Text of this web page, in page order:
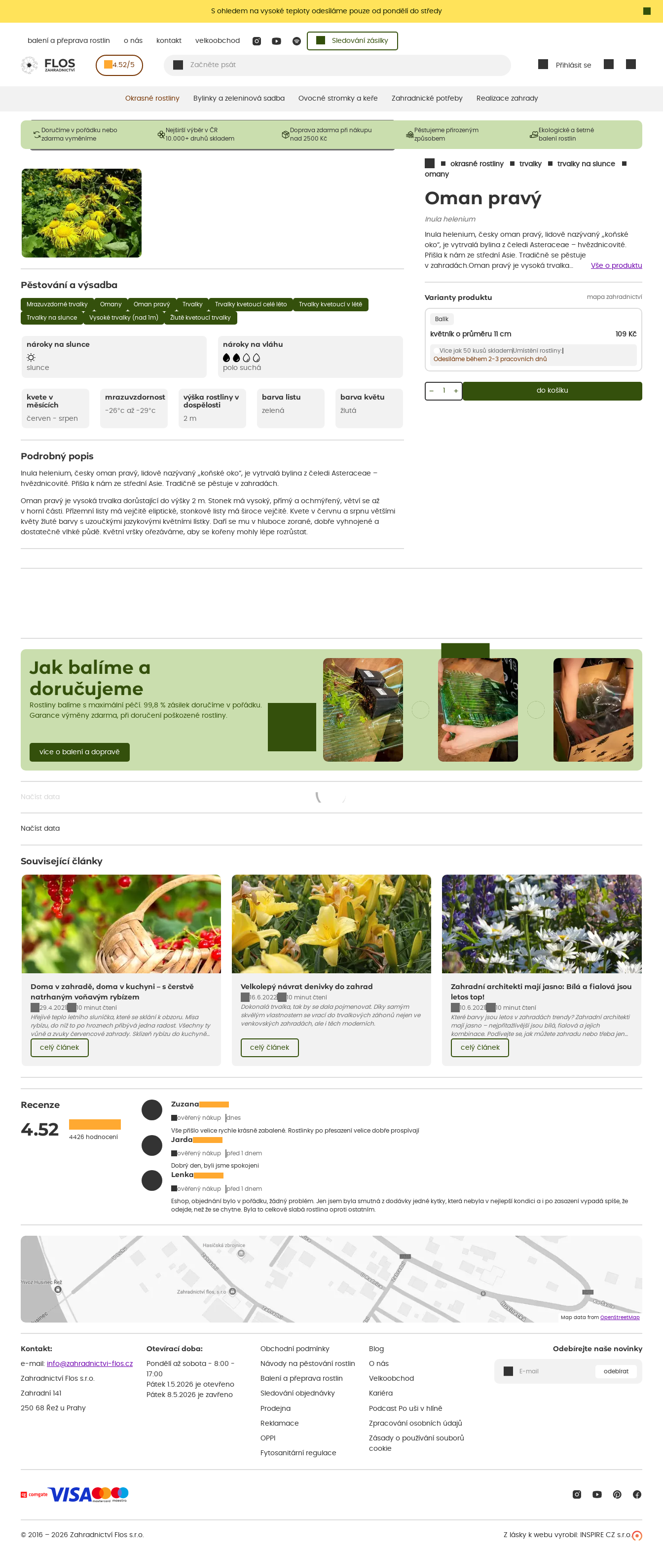
S ohledem na vysoké teploty odesíláme pouze od pondělí do středy
Přihlásit se
balení a přeprava rostlin o nás kontakt velkoobchod Sledování zásilky
4.52/5
Okrasné rostliny Bylinky a zeleninová sadba Ovocné stromky a keře Zahradnické potřeby Realizace zahrady
Doručíme v pořádku nebo
zdarma vyměníme
Nejširší výběr v ČR
10.000+ druhů skladem
Doprava zdarma při nákupu
nad 2500 Kč
Pěstujeme přirozeným
způsobem
Ekologické a šetrné
balení rostlin
okrasné rostliny trvalky
trvalky na slunce
omany
Oman pravý
Inula helenium
Inula helenium, česky oman pravý, lidově nazývaný „koňské
oko“, je vytrvalá bylina z čeledi Asteraceae – hvězdnicovité.
Přišla k nám ze střední Asie. Tradičně se pěstuje
v zahradách.Oman pravý je vysoká trvalka…
Vše o produktu
Varianty produktu mapa zahradnictví
Balík
květník o průměru 11 cm 109 Kč
Více jak 50 kusů sklademUmístění rostliny:
Odesíláme během 2-3 pracovních dnů
+
− do košíku
Obrázky slouží pouze pro ilustrační účely a mají reprezentovat prodávané produkty. V závislosti na sezónnosti mohou být
opadavé rostliny dodávány v dormantním stavu a bez listů. Rostliny mohou být také sestřiženy níže, než je uvedená
Pěstování a výsadba
Mrazuvzdorné trvalky Omany Oman pravý Trvalky Trvalky kvetoucí celé léto Trvalky kvetoucí v létě
Trvalky na slunce Vysoké trvalky (nad 1m) Žlutě kvetoucí trvalky
nároky na slunce
slunce
nároky na vláhu
polo suchá
kvete v
měsících
červen - srpen
mrazuvzdornost
-26°c až -29°c
výška rostliny v
dospělosti
2 m
barva listu
zelená
barva květu
žlutá
Podrobný popis
Inula helenium, česky oman pravý, lidově nazývaný „koňské oko“, je vytrvalá bylina z čeledi Asteraceae –
hvězdnicovité. Přišla k nám ze střední Asie. Tradičně se pěstuje v zahradách.
Oman pravý je vysoká trvalka dorůstající do výšky 2 m. Stonek má vysoký, přímý a ochmýřený, větví se až
v horní části. Přízemní listy má vejčitě eliptické, stonkové listy má široce vejčité. Kvete v červnu a srpnu většími
květy žluté barvy s uzoučkými jazykovými květními lístky. Daří se mu v hluboce zorané, dobře vyhnojené a
dostatečně vlhké půdě. Květní vršky ořezáváme, aby se kořeny mohly lépe rozrůstat.
Jak balíme a
doručujeme
Rostliny balíme s maximální péčí. 99,8 % zásilek doručíme v pořádku.
Garance výměny zdarma, při doručení poškozené rostliny.
více o balení a dopravě
Načíst data
Načíst data
Související články
Doma v zahradě, doma v kuchyni – s čerstvě
natrhaným voňavým rybízem
29.4.2021
10 minut čtení
Hřejivé teplo letního sluníčka, které se sklání k obzoru. Mísa
rybízu, do níž to po hroznech přibývá jedna radost. Všechny ty
vůně a zvuky červencové zahrady. Sklizeň rybízu do kuchyně
vnese neuvěřitelný klid a radost. A taky trochu bezstarostnosti
dětství při mlsání babiččina drobenkového koláče s rybízem.
celý článek
Velkolepý návrat denivky do zahrad
16.6.2022
10 minut čtení
Dokonalá trvalka, tak by se dala pojmenovat. Díky samým
skvělým vlastnostem se vrací do trvalkových záhonů nejen ve
venkovských zahradách, ale i těch moderních.
celý článek
Zahradní architekti mají jasno: Bílá a fialová jsou
letos top!
10.6.2021
10 minut čtení
Které barvy jsou letos v zahradách trendy? Zahradní architekti
mají jasno – nejpřitažlivější jsou bílá, fialová a jejich
kombinace. Podívejte se, jak můžete zahradu nebo třeba jen
jeden záhon, terasu či balkon do bílo-fialových tónů
obléknout i vy.
celý článek
Recenze
4.52 4426 hodnocení
Zuzana
ověřený nákup dnes
Vše přišlo velice rychle krásně zabalené. Rostlinky po přesazení velice dobře prospívají
Jarda
ověřený nákup před 1 dnem
Dobrý den, byli jsme spokojeni
Lenka
ověřený nákup před 1 dnem
Eshop, objednání bylo v pořádku, žádný problém. Jen jsem byla smutná z dodávky jedné kytky, která nebyla v nejlepší kondici a i po zasazení vypadá spíše, že
odejde, než že se chytne. Byla to celkově slabá rostlina oproti ostatním.
Map data from OpenStreetMap
Kontakt:
e-mail: info@zahradnictvi-flos.cz
Zahradnictví Flos s.r.o.
Zahradní 141
250 68 Řež u Prahy
Otevírací doba:
Pondělí až sobota - 8:00 -
17:00
Pátek 1.5.2026 je otevřeno
Pátek 8.5.2026 je zavřeno
Obchodní podmínky
Návody na pěstování rostlin
Balení a přeprava rostlin
Sledování objednávky
Prodejna
Reklamace
OPPI
Fytosanitární regulace
Blog
O nás
Velkoobchod
Kariéra
Podcast Po uši v hlíně
Zpracování osobních údajů
Zásady o používání souborů
cookie
Odebírejte naše novinky
odebírat
© 2016 – 2026 Zahradnictví Flos s.r.o. Z lásky k webu vyrobil: INSPIRE CZ s.r.o.